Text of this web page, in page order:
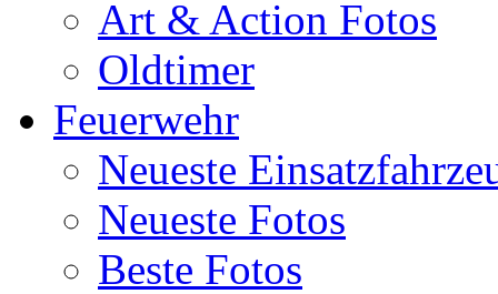
Art & Action Fotos
Oldtimer
Feuerwehr
Neueste
Neueste Fotos
Beste Fotos